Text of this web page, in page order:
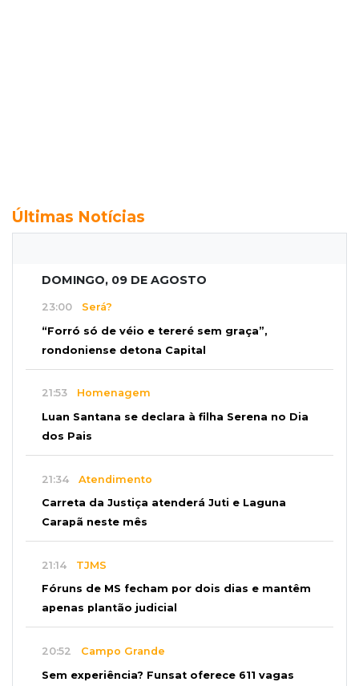
Últimas Notícias
DOMINGO, 09 DE AGOSTO
23:00 Será?
“Forró só de véio e tereré sem graça”,
rondoniense detona Capital
21:53 Homenagem
Luan Santana se declara à filha Serena no Dia
dos Pais
21:34 Atendimento
Carreta da Justiça atenderá Juti e Laguna
Carapã neste mês
21:14 TJMS
Fóruns de MS fecham por dois dias e mantêm
apenas plantão judicial
20:52 Campo Grande
Sem experiência? Funsat oferece 611 vagas